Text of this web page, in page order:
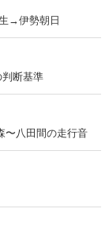
→伊勢朝日
断基準
〜八田間の走行音